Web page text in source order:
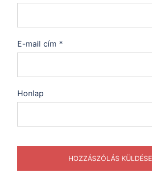
E-mail cím *
Honlap